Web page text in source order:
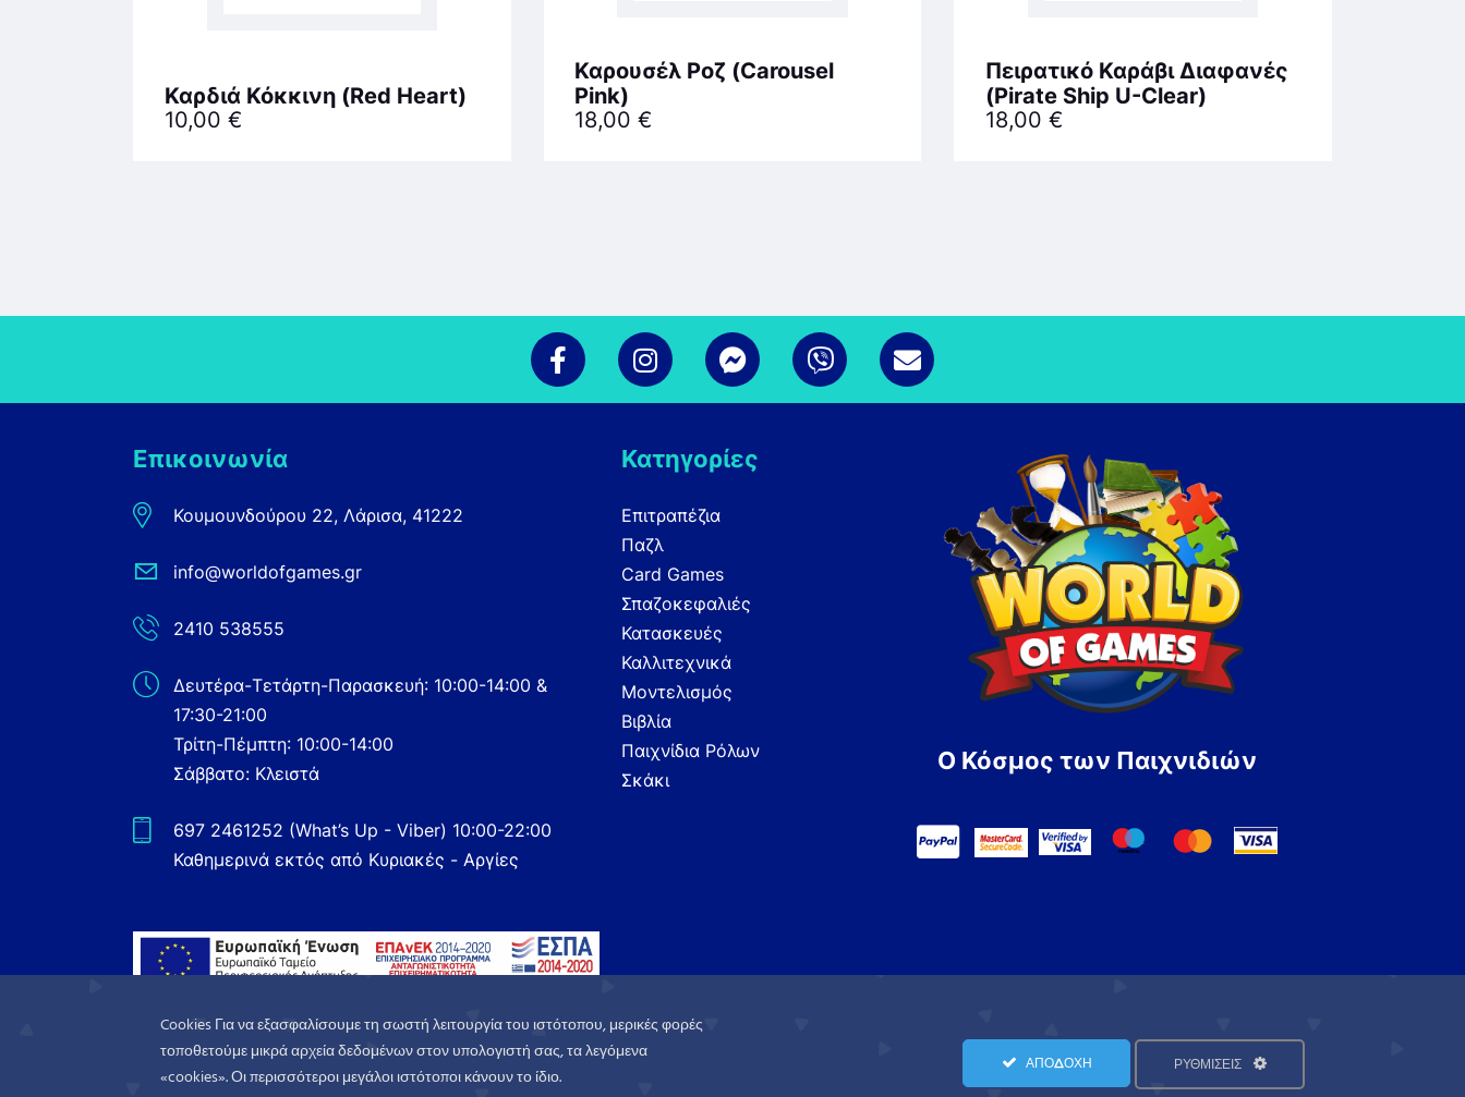
Καρδιά Κόκκινη (Red Heart)
10,00 €
Καρουσέλ Ροζ (Carousel
Pink)
18,00€
Πειρατικό Καράβι Διαφανές
(Pirate Ship U-Clear)
18,00€
Επικοινωνία
Κουμουνδούρου 22, Λάρισα, 41222
info@worldofgames.gr
2410 538555
Δευτέρα-Τετάρτη-Παρασκευή: 10:00-14:00 &
17:30-21:00
Τρίτη-Πέμπτη: 10:00-14:00
Σάββατο: Κλειστά
697 2461252 (What’s Up - Viber) 10:00-22:00
Καθημερινά εκτός από Κυριακές - Αργίες
Κατηγορίες
Επιτραπέζια
Παζλ
Card Games
Σπαζοκεφαλιές
Κατασκευές
Καλλιτεχνικά
Μοντελισμός
Βιβλία
Παιχνίδια Ρόλων
Σκάκι
Ο Κόσμος των Παιχνιδιών
Cookies Για να εξασφαλίσουμε τη σωστή λειτουργία του ιστότοπου, μερικές φορές
τοποθετούμε μικρά αρχεία δεδομένων στον υπολογιστή σας, τα λεγόμενα
«cookies». Οι περισσότεροι μεγάλοι ιστότοποι κάνουν το ίδιο.
ΑΠΟΔΟΧΗ ΡΥΘΜΙΣΕΙΣ